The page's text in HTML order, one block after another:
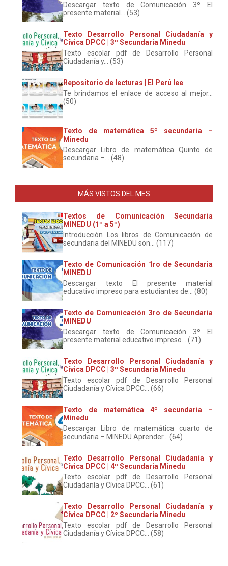
Descargar texto de Comunicación 3º El
presente material... (53)
Texto Desarrollo Personal Ciudadanía y
Cívica DPCC | 3º Secundaria Minedu
Texto escolar pdf de Desarrollo Personal
Ciudadanía y... (53)
Repositorio de lecturas | El Perú lee
Te brindamos el enlace de acceso al mejor...
(50)
Texto de matemática 5º secundaria –
Minedu
Descargar Libro de matemática Quinto de
secundaria –... (48)
MÁS VISTOS DEL MES
Textos de Comunicación Secundaria
MINEDU (1º a 5º)
Introducción Los libros de Comunicación de
secundaria del MINEDU son... (117)
Texto de Comunicación 1ro de Secundaria
MINEDU
Descargar texto El presente material
educativo impreso para estudiantes de... (80)
Texto de Comunicación 3ro de Secundaria
MINEDU
Descargar texto de Comunicación 3º El
presente material educativo impreso... (71)
Texto Desarrollo Personal Ciudadanía y
Cívica DPCC | 3º Secundaria Minedu
Texto escolar pdf de Desarrollo Personal
Ciudadanía y Cívica DPCC... (66)
Texto de matemática 4º secundaria –
Minedu
Descargar Libro de matemática cuarto de
secundaria – MINEDU Aprender... (64)
Texto Desarrollo Personal Ciudadanía y
Cívica DPCC | 4º Secundaria Minedu
Texto escolar pdf de Desarrollo Personal
Ciudadanía y Cívica DPCC... (61)
Texto Desarrollo Personal Ciudadanía y
Cívica DPCC | 2º Secundaria Minedu
Texto escolar pdf de Desarrollo Personal
Ciudadanía y Cívica DPCC... (58)